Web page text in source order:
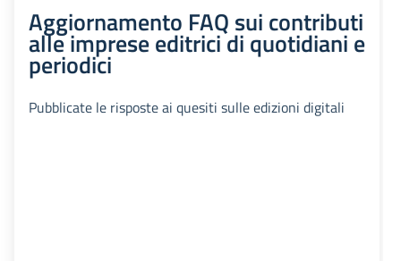
Aggiornamento FAQ sui contributi
alle imprese editrici di quotidiani e
periodici
Pubblicate le risposte ai quesiti sulle edizioni digitali